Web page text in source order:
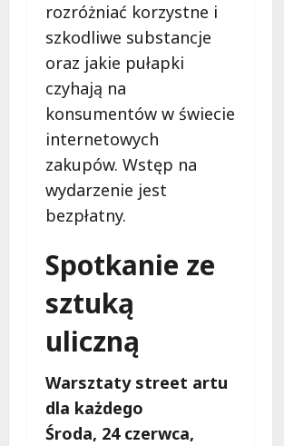
rozróżniać korzystne i
szkodliwe substancje
oraz jakie pułapki
czyhają na
konsumentów w świecie
internetowych
zakupów. Wstęp na
wydarzenie jest
bezpłatny.
Spotkanie ze
sztuką
uliczną
Warsztaty street artu
dla każdego
Środa, 24 czerwca,